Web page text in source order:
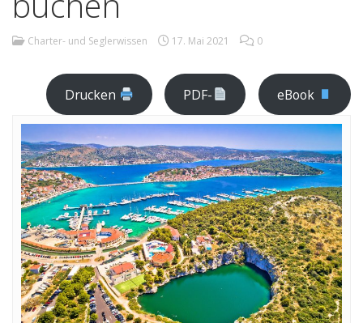
Charter- und Seglerwissen 17. Mai 2021 0
Drucken PDF- eBook